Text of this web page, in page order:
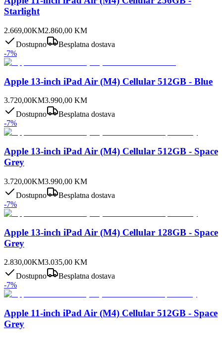
Starlight
2.669,00KM2.860,00 KM
Dostupno
Besplatna dostava
-7%
Apple 13-inch iPad Air (M4) Cellular 512GB - Blue
3.720,00KM3.990,00 KM
Dostupno
Besplatna dostava
-7%
Apple 13-inch iPad Air (M4) Cellular 512GB - Space
Grey
3.720,00KM3.990,00 KM
Dostupno
Besplatna dostava
-7%
Apple 13-inch iPad Air (M4) Cellular 128GB - Space
Grey
2.830,00KM3.035,00 KM
Dostupno
Besplatna dostava
-7%
Apple 11-inch iPad Air (M4) Cellular 512GB - Space
Grey